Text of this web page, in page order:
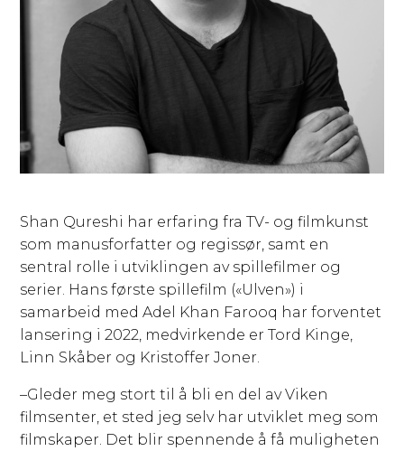
Shan Qureshi har erfaring fra TV- og filmkunst
som manusforfatter og regissør, samt en
sentral rolle i utviklingen av spillefilmer og
serier. Hans første spillefilm («Ulven») i
samarbeid med Adel Khan Farooq har forventet
lansering i 2022, medvirkende er Tord Kinge,
Linn Skåber og Kristoffer Joner.
–Gleder meg stort til å bli en del av Viken
filmsenter, et sted jeg selv har utviklet meg som
filmskaper. Det blir spennende å få muligheten